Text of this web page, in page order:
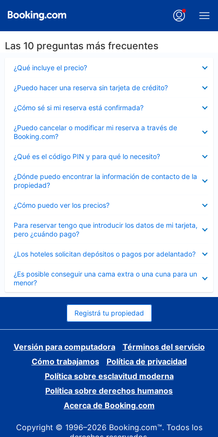
Las 10 preguntas más frecuentes
¿Qué incluye el precio?
cerrado
¿Puedo hacer una reserva sin tarjeta de crédito?
cerrado
¿Cómo sé si mi reserva está confirmada?
cerrado
¿Puedo cancelar o modificar mi reserva a través de
Booking.com?
cerrado
¿Qué es el código PIN y para qué lo necesito?
cerrado
¿Dónde puedo encontrar la información de contacto de la
propiedad?
cerrado
¿Cómo puedo ver los precios?
cerrado
Para reservar tengo que introducir los datos de mi tarjeta,
pero ¿cuándo pago?
cerrado
¿Los hoteles solicitan depósitos o pagos por adelantado?
cerrado
¿Es posible conseguir una cama extra o una cuna para un
menor?
cerrado
Registrá tu propiedad
Versión para computadora
Términos del servicio
Cómo trabajamos
Política de privacidad
Política sobre esclavitud moderna
Política sobre derechos humanos
Acerca de Booking.com
Copyright © 1996–2026 Booking.com™. Todos los